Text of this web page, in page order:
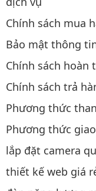
Chính sách mua
Bảo mật thông
Chính sách hoàn
Chính sách trả
Phương thức
Phương thức
lắp đặt camera
thiết kế web giá